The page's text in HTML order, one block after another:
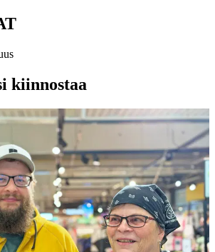
kiinnostaa